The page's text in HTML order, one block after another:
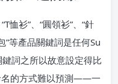
恤衫”、“圓領衫”、“針
”等產品關鍵詞是任何Su
詞之所以故意設定得比
名的方式難以預測——一